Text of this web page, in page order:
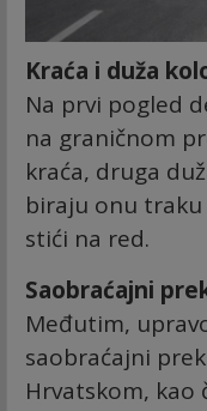
Kraća i duža
Na prvi pogled
na graničnom
kraća, druga
biraju onu traku
stići na red.
Saobraćajni
Međutim,
saobraćajni
Hrvatskom, kao